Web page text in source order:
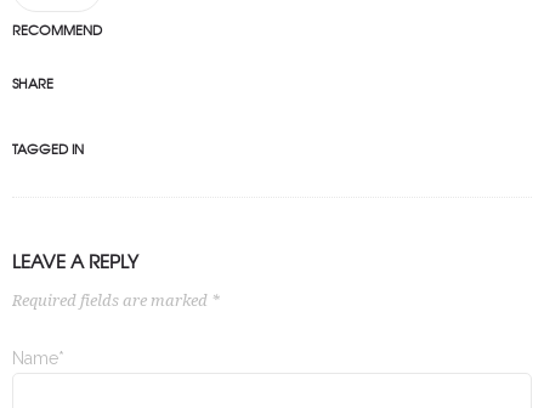
RECOMMEND
SHARE
TAGGED IN
LEAVE A REPLY
Required fields are marked *
Name*